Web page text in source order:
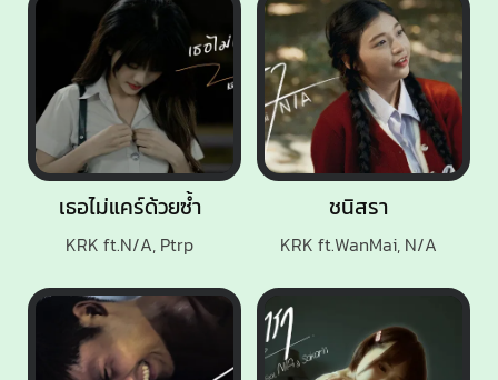
เธอไม่แคร์ด้วยซ้ำ
KRK ft.N/A, Ptrp
ชนิสรา
KRK ft.WanMai, N/A